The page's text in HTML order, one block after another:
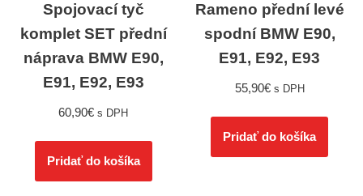
Spojovací tyč
komplet SET přední
náprava BMW E90,
E91, E92, E93
60,90€ s DPH
Pridať do košíka
Rameno přední levé
spodní BMW E90,
E91, E92, E93
55,90€ s DPH
Pridať do košíka